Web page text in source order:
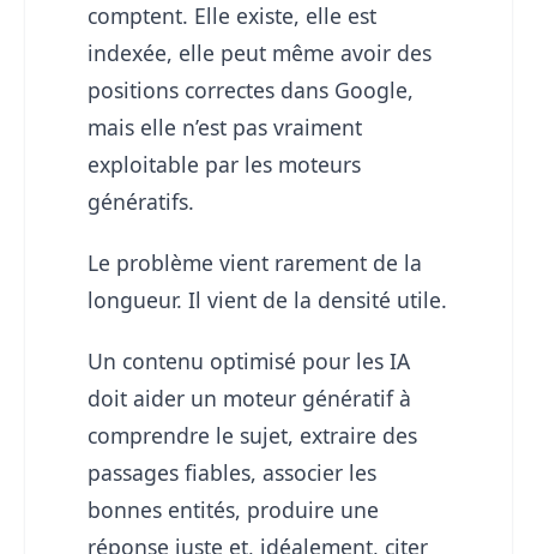
comptent. Elle existe, elle est
indexée, elle peut même avoir des
positions correctes dans Google,
mais elle n’est pas vraiment
exploitable par les moteurs
génératifs.
Le problème vient rarement de la
longueur. Il vient de la densité utile.
Un contenu optimisé pour les IA
doit aider un moteur génératif à
comprendre le sujet, extraire des
passages fiables, associer les
bonnes entités, produire une
réponse juste et, idéalement, citer